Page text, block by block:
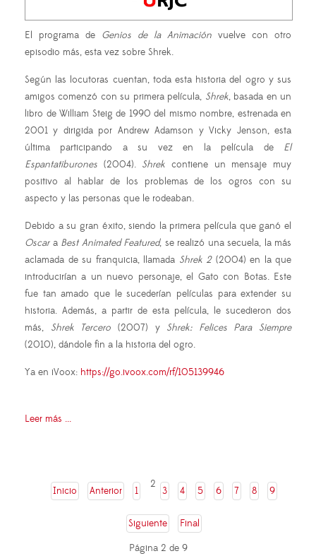
El programa de Genios de la Animación vuelve con otro
episodio más, esta vez sobre Shrek.
Según las locutoras cuentan, toda esta historia del ogro y sus
amigos comenzó con su primera película, Shrek, basada en un
libro de William Steig de 1990 del mismo nombre, estrenada en
2001 y dirigida por Andrew Adamson y Vicky Jenson, esta
última participando a su vez en la película de El
Espantatiburones (2004). Shrek contiene un mensaje muy
positivo al hablar de los problemas de los ogros con su
aspecto y las personas que le rodeaban.
Debido a su gran éxito, siendo la primera película que ganó el
Oscara Best Animated Featured, se realizó una secuela, la más
aclamada de su franquicia, llamada Shrek 2(2004) en la que
introducirían a un nuevo personaje, el Gato con Botas. Este
fue tan amado que le sucederían películas para extender su
historia. Además, a partir de esta película, le sucedieron dos
más, Shrek Tercero (2007) y Shrek: Felices Para Siempre
(2010), dándole fin a la historia del ogro.
Ya en iVoox: https://go.ivoox.com/rf/105139946
Leer más ...
Inicio Anterior 1
2
3 4 5 6 7 8 9
Siguiente
Final
Página 2 de 9